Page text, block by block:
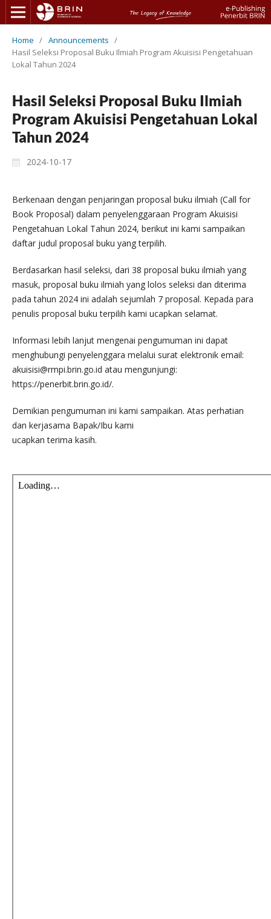
Home / Announcements /
Hasil Seleksi Proposal Buku Ilmiah Program Akuisisi Pengetahuan
Lokal Tahun 2024
Hasil Seleksi Proposal Buku Ilmiah
Program Akuisisi Pengetahuan Lokal
Tahun 2024
2024-10-17
Berkenaan dengan penjaringan proposal buku ilmiah (Call for
Book Proposal) dalam penyelenggaraan Program Akuisisi
Pengetahuan Lokal Tahun 2024, berikut ini kami sampaikan
daftar judul proposal buku yang terpilih.
Berdasarkan hasil seleksi, dari 38 proposal buku ilmiah yang
masuk, proposal buku ilmiah yang lolos seleksi dan diterima
pada tahun 2024 ini adalah sejumlah 7 proposal. Kepada para
penulis proposal buku terpilih kami ucapkan selamat.
Informasi lebih lanjut mengenai pengumuman ini dapat
menghubungi penyelenggara melalui surat elektronik email:
akuisisi@rmpi.brin.go.id atau mengunjungi:
https://penerbit.brin.go.id/.
Demikian pengumuman ini kami sampaikan. Atas perhatian
dan kerjasama Bapak/Ibu kami
ucapkan terima kasih.